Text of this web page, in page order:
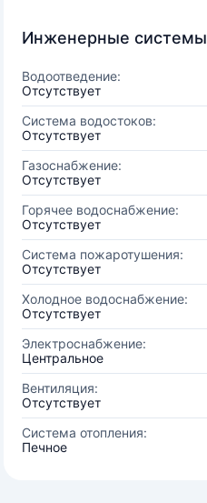
Инженерные системы
Водоотведение:
Отсутствует
Система водостоков:
Отсутствует
Газоснабжение:
Отсутствует
Горячее водоснабжение:
Отсутствует
Система пожаротушения:
Отсутствует
Холодное водоснабжение:
Отсутствует
Электроснабжение:
Центральное
Вентиляция:
Отсутствует
Система отопления:
Печное